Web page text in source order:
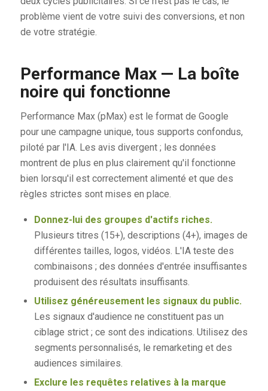
problème vient de votre suivi des conversions, et non
de votre stratégie.
Performance Max — La boîte
noire qui fonctionne
Performance Max (pMax) est le format de Google
pour une campagne unique, tous supports confondus,
piloté par l'IA. Les avis divergent ; les données
montrent de plus en plus clairement qu'il fonctionne
bien lorsqu'il est correctement alimenté et que des
règles strictes sont mises en place.
Donnez-lui des groupes d'actifs riches.
Plusieurs titres (15+), descriptions (4+), images de
différentes tailles, logos, vidéos. L'IA teste des
combinaisons ; des données d'entrée insuffisantes
produisent des résultats insuffisants.
Utilisez généreusement les signaux du public.
Les signaux d'audience ne constituent pas un
ciblage strict ; ce sont des indications. Utilisez des
segments personnalisés, le remarketing et des
audiences similaires.
Exclure les requêtes relatives à la marque